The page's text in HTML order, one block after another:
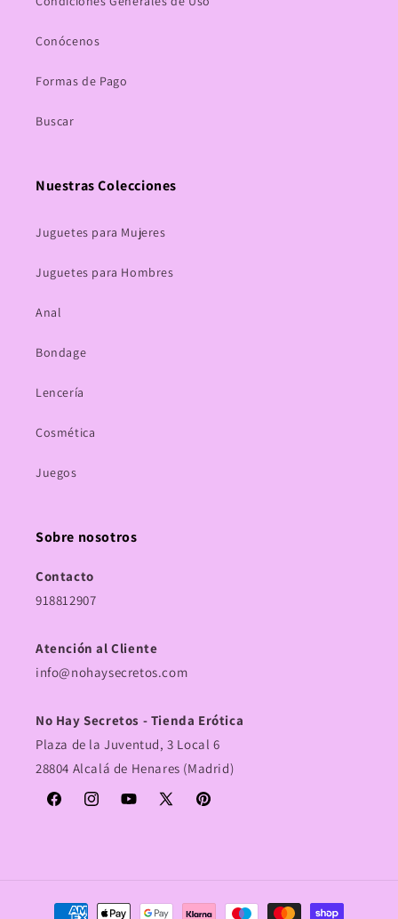
Conócenos
Formas de Pago
Buscar
Nuestras Colecciones
Juguetes para Mujeres
Juguetes para Hombres
Anal
Bondage
Lencería
Cosmética
Juegos
Sobre nosotros
Contacto
918812907
Atención al Cliente
info@nohaysecretos.com
No Hay Secretos - Tienda Erótica
Plaza de la Juventud, 3 Local 6
28804 Alcalá de Henares (Madrid)
FacebookInstagramYouTube
X
Pinterest
Formas